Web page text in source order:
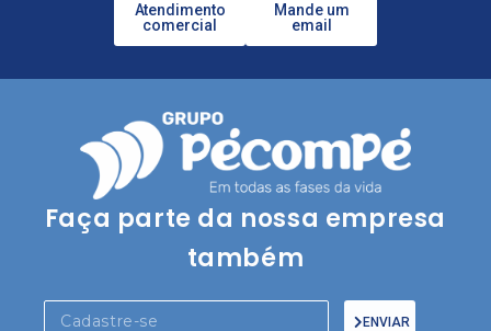
Atendimento
comercial
Mande um
email
Faça parte da nossa empresa
também
ENVIAR